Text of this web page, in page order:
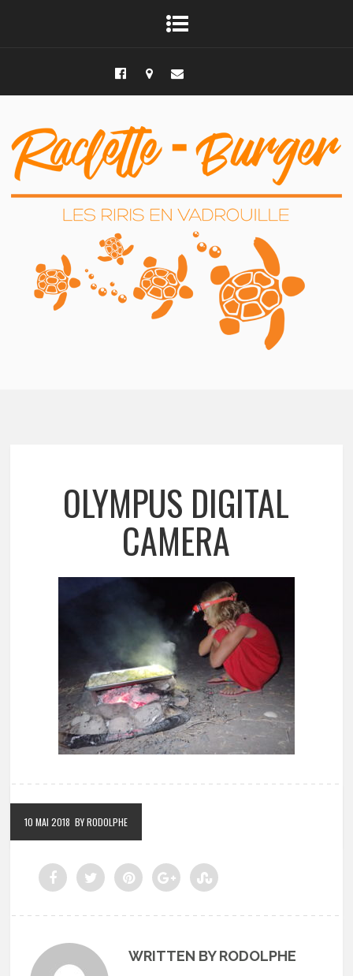
OLYMPUS DIGITAL
CAMERA
10 MAI 2018 BY RODOLPHE
WRITTEN BY RODOLPHE